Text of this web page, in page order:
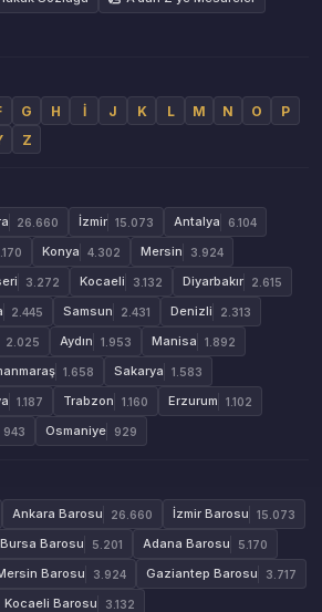
G H İ J K L M N O
P
Z
26.660 İzmir 15.073 Antalya 6.104
Konya 4.302 Mersin 3.924
3.272 Kocaeli 3.132 Diyarbakır 2.615
2.445 Samsun 2.431 Denizli 2.313
2.025 Aydın 1.953 Manisa 1.892
1.658 Sakarya 1.583
1.187 Trabzon 1.160 Erzurum 1.102
943 Osmaniye 929
Ankara Barosu 26.660 İzmir Barosu 15.073
Bursa Barosu 5.201 Adana Barosu 5.170
Barosu 3.924 Gaziantep Barosu 3.717
Kocaeli Barosu 3.132